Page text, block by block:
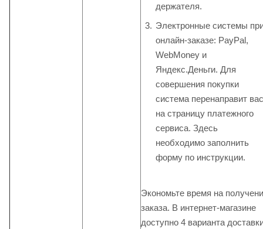
держателя.
Электронные системы
онлайн-заказе: PayPal,
WebMoney и
Яндекс.Деньги. Для
совершения покупки
система перенаправит вас
на страницу платежного
сервиса. Здесь
необходимо заполнить
форму по инструкции.
Экономьте время на
заказа. В интернет-магазине
доступно 4 варианта